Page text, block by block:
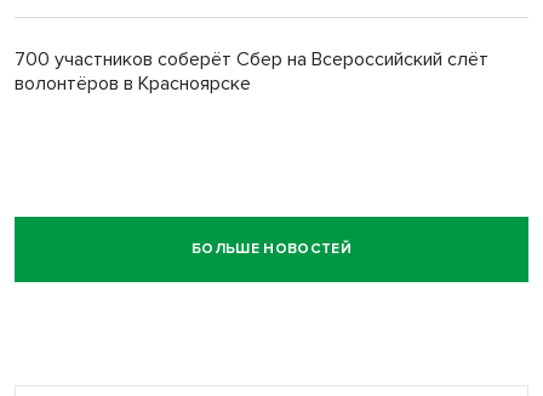
700 участников соберёт Сбер на Всероссийский слёт
волонтёров в Красноярске
БОЛЬШЕ НОВОСТЕЙ